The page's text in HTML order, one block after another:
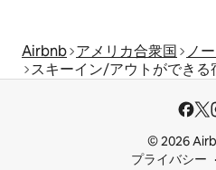
Airbnb アメリカ合衆国
ノ
スキーイン/アウトができる
© 2026
プライバシー